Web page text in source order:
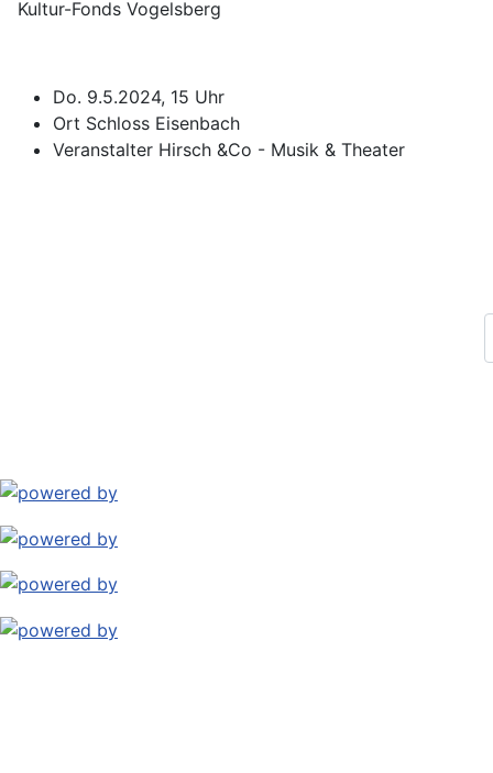
Kultur-Fonds Vogelsberg
Do. 9.5.2024, 15 Uhr
Ort Schloss Eisenbach
Veranstalter Hirsch &Co - Musik & Theater